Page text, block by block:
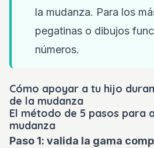
la mudanza. Para los
pegatinas o dibujos
números.
Cómo apoyar a tu hijo
de la mudanza
El método de 5 pasos para
mudanza
Paso 1: valida la gama